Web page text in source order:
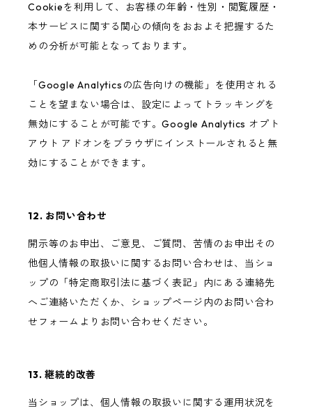
Cookieを利用して、お客様の年齢・性別・閲覧履歴・
本サービスに関する関心の傾向をおおよそ把握するた
めの分析が可能となっております。
「Google Analyticsの広告向けの機能」を使用される
ことを望まない場合は、設定によってトラッキングを
無効にすることが可能です。Google Analytics オプト
アウト アドオンをブラウザにインストールされると無
効にすることができます。
12. お問い合わせ
開示等のお申出、ご意見、ご質問、苦情のお申出その
他個人情報の取扱いに関するお問い合わせは、当ショ
ップの「特定商取引法に基づく表記」内にある連絡先
へご連絡いただくか、ショップページ内のお問い合わ
せフォームよりお問い合わせください。
13. 継続的改善
当ショップは、個人情報の取扱いに関する運用状況を